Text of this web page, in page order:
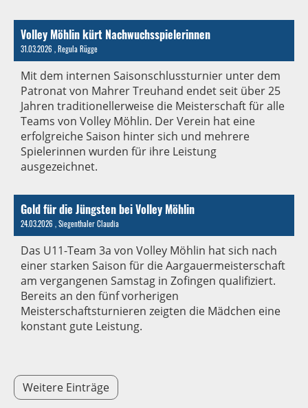
Volley Möhlin kürt Nachwuchsspielerinnen
31.03.2026 , Regula Rügge
Mit dem internen Saisonschlussturnier unter dem
Patronat von Mahrer Treuhand endet seit über 25
Jahren traditionellerweise die Meisterschaft für alle
Teams von Volley Möhlin. Der Verein hat eine
erfolgreiche Saison hinter sich und mehrere
Spielerinnen wurden für ihre Leistung
ausgezeichnet.
Gold für die Jüngsten bei Volley Möhlin
24.03.2026 , Siegenthaler Claudia
Das U11-Team 3a von Volley Möhlin hat sich nach
einer starken Saison für die Aargauermeisterschaft
am vergangenen Samstag in Zofingen qualifiziert.
Bereits an den fünf vorherigen
Meisterschaftsturnieren zeigten die Mädchen eine
konstant gute Leistung.
Weitere Einträge